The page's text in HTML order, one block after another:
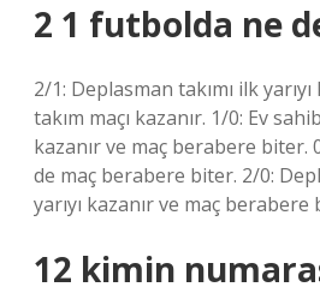
2 1 futbolda ne
2/1: Deplasman takımı ilk
takım maçı kazanır. 1/0: Ev
kazanır ve maç berabere biter.
de maç berabere biter. 2/0:
yarıyı kazanır ve maç berabere
12 kimin